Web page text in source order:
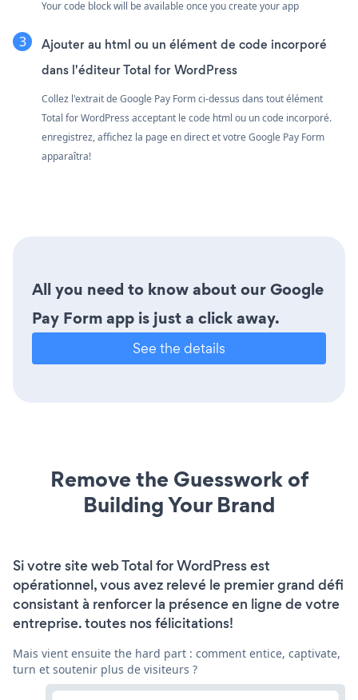
Your code block will be available once you create your app
Ajouter au html ou un élément de code incorporé
dans l'éditeur Total for WordPress
Collez l'extrait de Google Pay Form ci-dessus dans tout élément
Total for WordPress acceptant le code html ou un code incorporé.
enregistrez, affichez la page en direct et votre Google Pay Form
apparaîtra!
All you need to know about our Google
Pay Form app is just a click away.
See the details
Remove the Guesswork of
Building Your Brand
Si votre site web Total for WordPress est
opérationnel, vous avez relevé le premier grand défi
consistant à renforcer la présence en ligne de votre
entreprise. toutes nos félicitations!
Mais vient ensuite the hard part : comment entice, captivate,
turn et soutenir plus de visiteurs ?